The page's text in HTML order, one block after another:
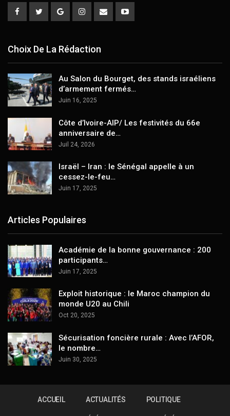
Choix De La Rédaction
Au Salon du Bourget, des stands israéliens
d’armement fermés…
Juin 16, 2025
Côte d’Ivoire-AIP/ Les festivités du 66e
anniversaire de…
Juil 24, 2026
Israël – Iran : le Sénégal appelle à un
cessez-le-feu…
Juin 17, 2025
Articles Populaires
Académie de la bonne gouvernance : 200
participants…
Juin 17, 2025
Exploit historique : le Maroc champion du
monde U20 au Chili
Oct 20, 2025
Sécurisation foncière rurale : Avec l’AFOR,
le nombre…
Juin 30, 2025
ACCUEIL ACTUALITÉS POLITIQUE